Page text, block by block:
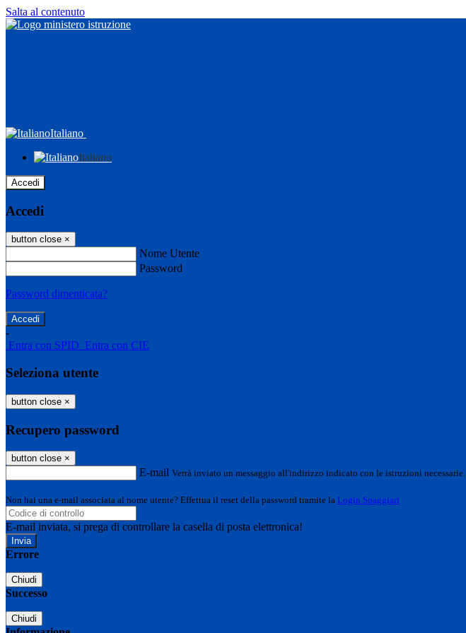
Salta al contenuto
Italiano
Italiano
Accedi
Accedi
button close ×
Nome Utente
Password
Password dimenticata?
-
Entra con SPID Entra con CIE
Seleziona utente
button close ×
Recupero password
button close ×
E-mail Verrà inviato un messaggio all'indirizzo indicato con le istruzioni necessarie.
Non hai una e-mail associata al nome utente? Effettua il reset della password tramite la Login Spaggiari
E-mail inviata, si prega di controllare la casella di posta elettronica!
Errore
Chiudi
Successo
Chiudi